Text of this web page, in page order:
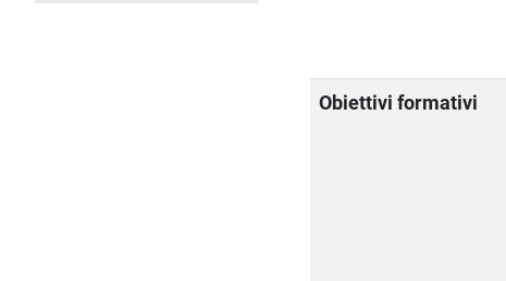
Obiettivi formativi